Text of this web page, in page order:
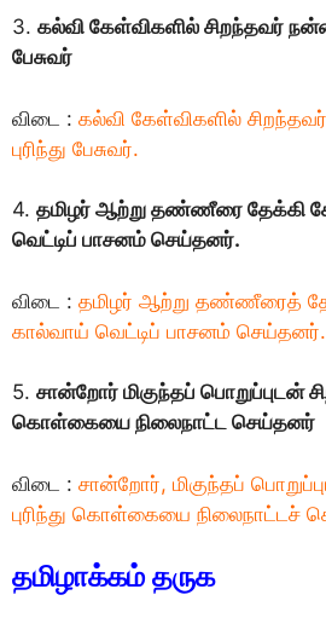
3. கல்வி கேள்விகளில் சிறந்தவர்
பேசுவர்
விடை : கல்வி கேள்விகளில்
புரிந்து பேசுவர்.
4. தமிழர் ஆற்று தண்ணீரை தேக்கி
வெட்டிப் பாசனம் செய்தனர்.
விடை : தமிழர் ஆற்று தண்ணீரைத்
கால்வாய் வெட்டிப் பாசனம் செய்தனர்.
5. சான்றோர் மிகுந்தப் பொறுப்புடன்
கொள்கையை நிலைநாட்ட செய்தனர்
விடை : சான்றோர், மிகுந்தப்
புரிந்து கொள்கையை நிலைநாட்டச்
தமிழாக்கம் தருக